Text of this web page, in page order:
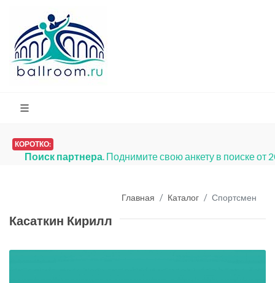
КОРОТКО:
Поиск партнера. Поднимите свою анкету в поиске от
Главная Каталог Спортсмен
Касаткин Кирилл